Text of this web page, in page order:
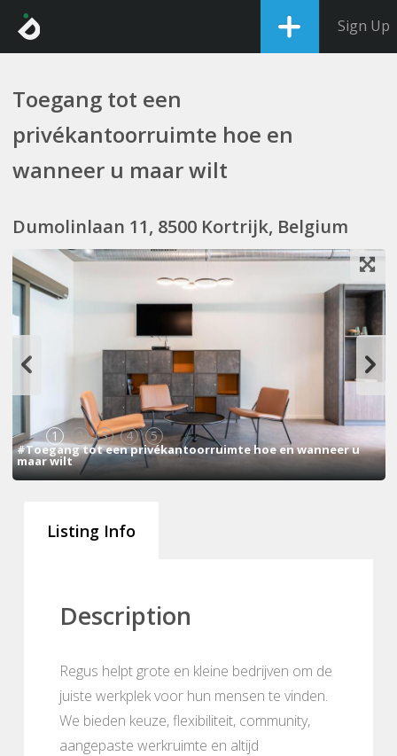
Sign Up
Toegang tot een
privékantoorruimte hoe en
wanneer u maar wilt
Dumolinlaan 11, 8500 Kortrijk, Belgium
1 2 3 4 5
#Toegang tot een privékantoorruimte hoe en wanneer u
maar wilt
Listing Info
Description
Regus helpt grote en kleine bedrijven om de
juiste werkplek voor hun mensen te vinden.
We bieden keuze, flexibiliteit, community,
aangepaste werkruimte en altijd